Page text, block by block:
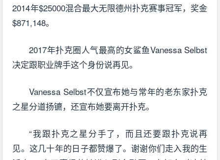
2014年$25000混合最大无限德州扑克赛事冠军，奖金
$871,148。
2017年扑克圈人气最高的女鲨鱼Vanessa Selbst
决定跟职业牌手这个身份说再见。
Vanessa Selbst不仅宣布她与常年的老东家扑克
之星分道扬镳，还宣布她要离开扑克。
“我跟扑克之星分手了，而且还要跟扑克说再
见。这几十年的日子都赞爆了。谢谢你们走入我的生